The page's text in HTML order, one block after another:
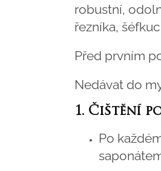
robustní,
řezníka,
Před prvním
Nedávat do
1. Čištění
Po